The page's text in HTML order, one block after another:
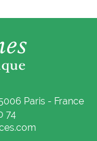
Paris - France
74